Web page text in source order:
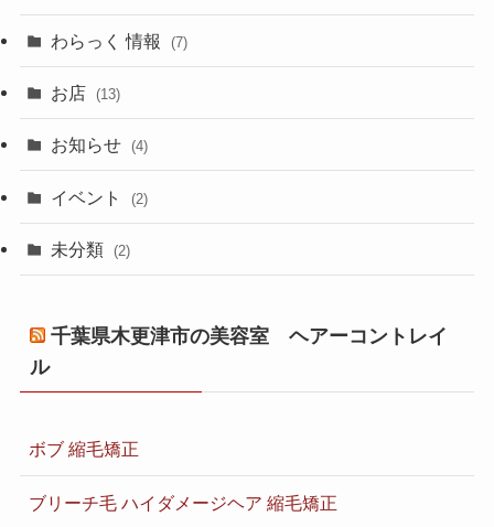
わらっく 情報 (7)
お店 (13)
お知らせ (4)
イベント (2)
未分類 (2)
千葉県木更津市の美容室 ヘアーコントレイ
ル
ボブ 縮毛矯正
ブリーチ毛 ハイダメージヘア 縮毛矯正